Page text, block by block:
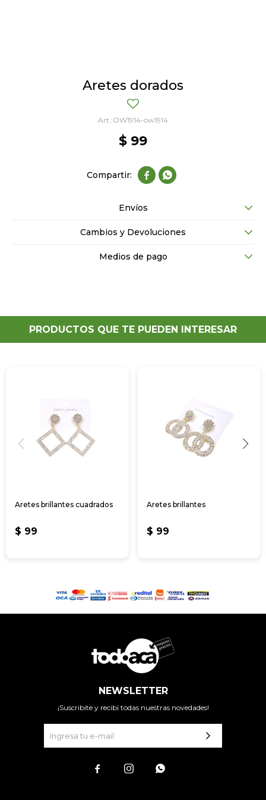
Aretes dorados
OW1914-ow1914
$ 99
 
Envíos
Cambios y Devoluciones
Medios de pago
PRODUCTOS QUE TE PUEDEN INTERESAR
Aretes brillantes cuadrados
$ 99
Aretes brillantes
$ 99
NEWSLETTER
¡Suscribite y recibí todas nuestras novedades!
  